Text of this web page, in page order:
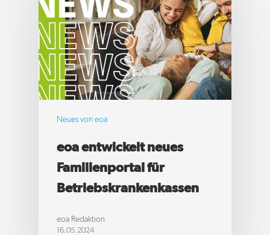
Neues von eoa
eoa entwickelt neues
Familienportal für
Betriebskrankenkassen
eoa Redaktion
16.05.2024